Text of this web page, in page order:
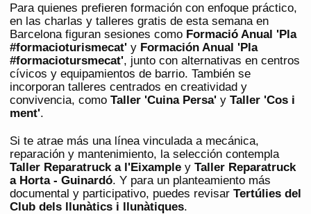
Para quienes prefieren formación con enfoque práctico,
en las charlas y talleres gratis de esta semana en
Barcelona figuran sesiones como Formació Anual 'Pla
#formacioturismecat' y Formación Anual 'Pla
#formaciotursmecat', junto con alternativas en centros
cívicos y equipamientos de barrio. También se
incorporan talleres centrados en creatividad y
convivencia, como Taller 'Cuina Persa' y Taller 'Cos i
ment'.
Si te atrae más una línea vinculada a mecánica,
reparación y mantenimiento, la selección contempla
Taller Reparatruck a l'Eixample y Taller Reparatruck
a Horta - Guinardó. Y para un planteamiento más
documental y participativo, puedes revisar Tertúlies del
Club dels llunàtics i llunàtiques.